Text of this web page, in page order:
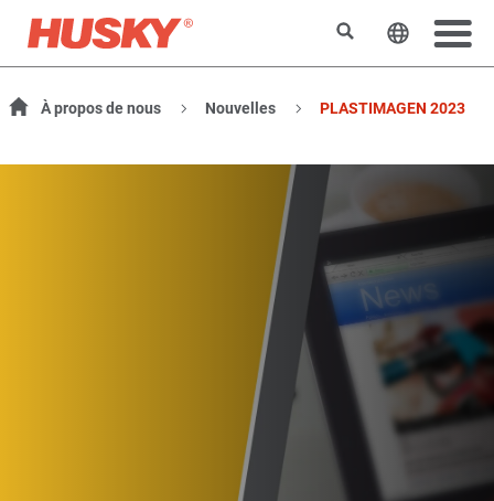
RechercherChanger
À propos de nous Nouvelles PLASTIMAGEN 2023